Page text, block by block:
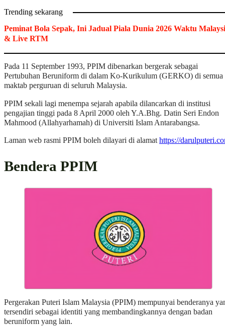
Trending sekarang
Peminat Bola Sepak, Ini Jadual Piala Dunia 2026 Waktu
& Live RTM
Pada 11 September 1993, PPIM dibenarkan bergerak sebagai
Pertubuhan Beruniform di dalam Ko-Kurikulum (GERKO) di semua
maktab perguruan di seluruh Malaysia.
PPIM sekali lagi menempa sejarah apabila dilancarkan di institusi
pengajian tinggi pada 8 April 2000 oleh Y.A.Bhg. Datin Seri Endon
Mahmood (Allahyarhamah) di Universiti Islam Antarabangsa.
Laman web rasmi PPIM boleh dilayari di alamathttps://
Bendera PPIM
Pergerakan Puteri Islam Malaysia (PPIM) mempunyai benderanya
tersendiri sebagai identiti yang membandingkannya dengan badan
beruniform yang lain.